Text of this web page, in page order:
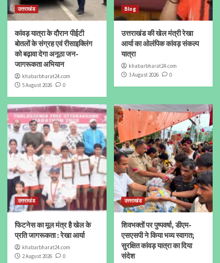
उत्तराखंड
कांवड़ यात्रा के दौरान पीईटी
बोतलों के संग्रह एवं रीसाइक्लिंग
को बढ़ावा देगा अनूठा जन-
जागरूकता अभियान
khabarbharat24.com
5 August 2026
0
Blog
उत्तराखंड की खेल मंत्री रेखा
आर्या का ओलंपिक कांवड़ संकल्प
यात्रा
khabarbharat24.com
3 August 2026
0
उत्तराखंड
फिटनेस का मूल मंत्र है खेल के
प्रति जागरूकता : रेखा आर्या
khabarbharat24.com
2 August 2026
0
उत्तराखंड
शिवभक्तों पर पुष्पवर्षा, डीएम-
एसएसपी ने किया भव्य स्वागत;
सुरक्षित कांवड़ यात्रा का दिया
संदेश